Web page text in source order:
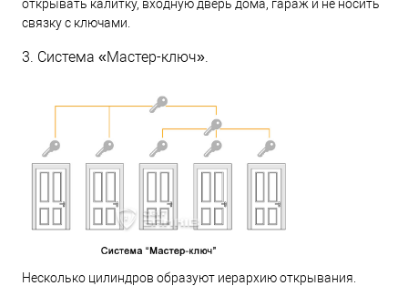
открывать калитку, входную дверь дома, гараж и не носить
связку с ключами.
3. Система «Мастер-ключ».
Несколько цилиндров образуют иерархию открывания.